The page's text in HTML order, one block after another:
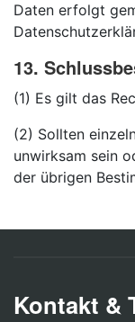
Daten erfolgt
13.
(1) Es gilt das
(2) Sollten
unwirksam sein
der übrigen
Kontakt &